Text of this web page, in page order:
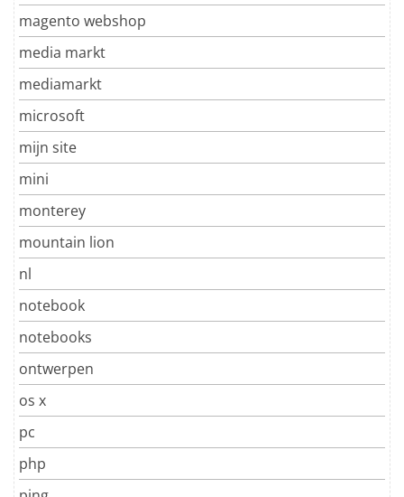
magento webshop
media markt
mediamarkt
microsoft
mijn site
mini
monterey
mountain lion
nl
notebook
notebooks
ontwerpen
os x
pc
php